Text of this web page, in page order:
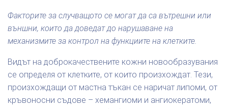
Факторите за случващото се могат да са вътрешни или
външни, които да доведат до нарушаване на
механизмите за контрол на функциите на клетките.
Видът на доброкачествените кожни новообразувания
се определя от клетките, от които произхождат. Тези,
произхождащи от мастна тъкан се наричат липоми, от
кръвоносни съдове – хемангиоми и ангиокератоми,